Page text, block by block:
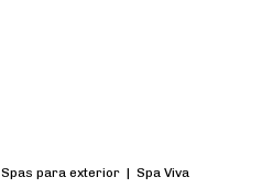
Spas para exterior | Spa Viva